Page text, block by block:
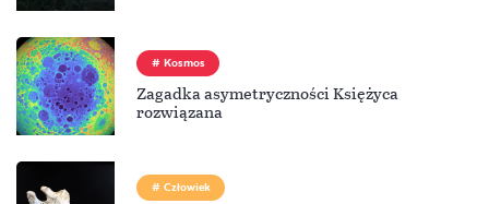
Kosmos
Zagadka asymetryczności Księżyca
rozwiązana
Człowiek